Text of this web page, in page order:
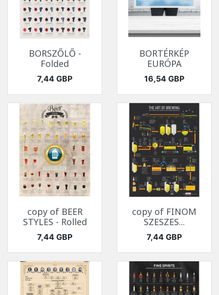
BORSZŐLŐ -
Folded
Ár
7,44 GBP
BORTÉRKÉP
EURÓPA
Ár
16,54 GBP
copy of BEER
STYLES - Rolled
Ár
7,44 GBP
copy of FINOM
SZESZES...
Ár
7,44 GBP